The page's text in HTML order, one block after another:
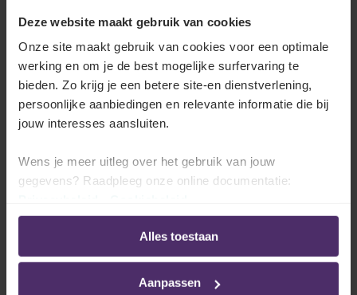
Deze website maakt gebruik van cookies
Onze site maakt gebruik van cookies voor een optimale
werking en om je de best mogelijke surfervaring te
bieden. Zo krijg je een betere site-en dienstverlening,
persoonlijke aanbiedingen en relevante informatie die bij
jouw interesses aansluiten.
Wens je meer uitleg over het gebruik van jouw
gegevens? Raadpleeg onze online documentatie:
Alles toestaan
Aanpassen
Wanneer kan men een werknemer om
dringende reden ontslaan?
Lees meer
de dringende reden?
Lees meer